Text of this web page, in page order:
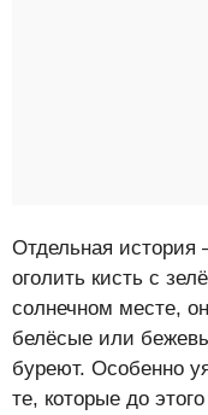
Отдельная история
оголить кисть с
солнечном месте,
белёсые или
буреют. Особенно
те, которые до